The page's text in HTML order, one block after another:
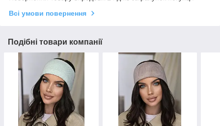
Всі умови повернення
Подібні товари компанії